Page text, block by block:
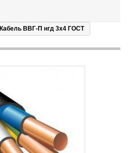
Кабель ВВГ-П нгд 3х4 ГОСТ